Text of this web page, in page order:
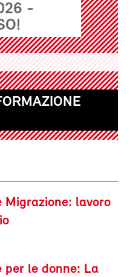
-
Migrazione: lavoro
per le donne: La